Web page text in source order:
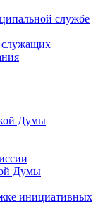
службе
Думы
Думы
инициативных